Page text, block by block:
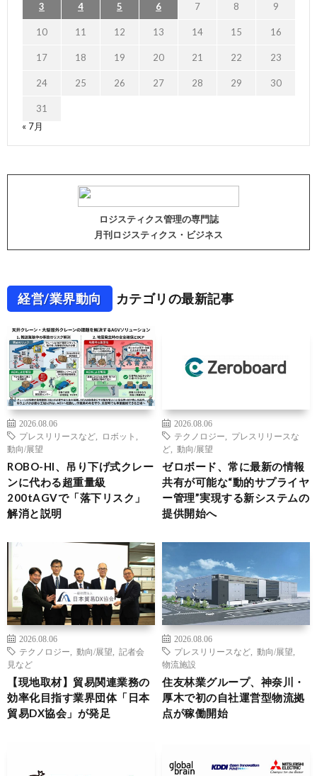
3 4 5 6 7 8 9
10 11 12 13 14 15 16
17 18 19 20 21 22 23
24 25 26 27 28 29 30
31
« 7月
ロジスティクス管理の専門誌
月刊ロジスティクス・ビジネス
経営/業界動向 カテゴリの最新記事
2026.08.06
プレスリリースなど
ロボット
動向/展望
ROBO-HI、吊り下げ式クレー
ンに代わる超重量級
200tAGVで「落下リスク」
解消と説明
2026.08.06
テクノロジー
プレスリリースな
ど
動向/展望
ゼロボード、常に最新の情報
共有が可能な“動的サプライヤ
ー管理”実現する新システムの
提供開始へ
2026.08.06
テクノロジー
動向/展望
記者会
見など
【現地取材】貿易関連業務の
効率化目指す業界団体「日本
貿易DX協会」が発足
2026.08.06
プレスリリースなど
動向/展望
物流施設
住友林業グループ、神奈川・
厚木で初の自社運営型物流拠
点が稼働開始